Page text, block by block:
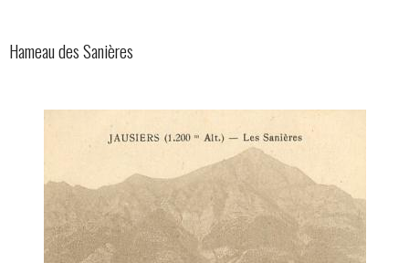
Hameau des Sanières